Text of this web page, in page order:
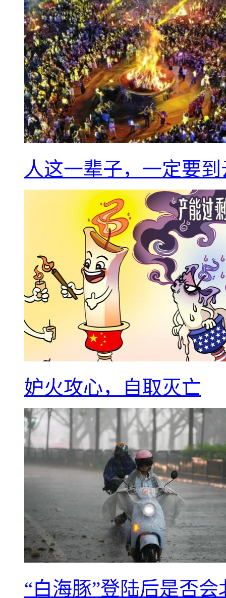
人这一辈子，一定要
妒火攻心，自取灭亡
“白海豚”登陆后是否